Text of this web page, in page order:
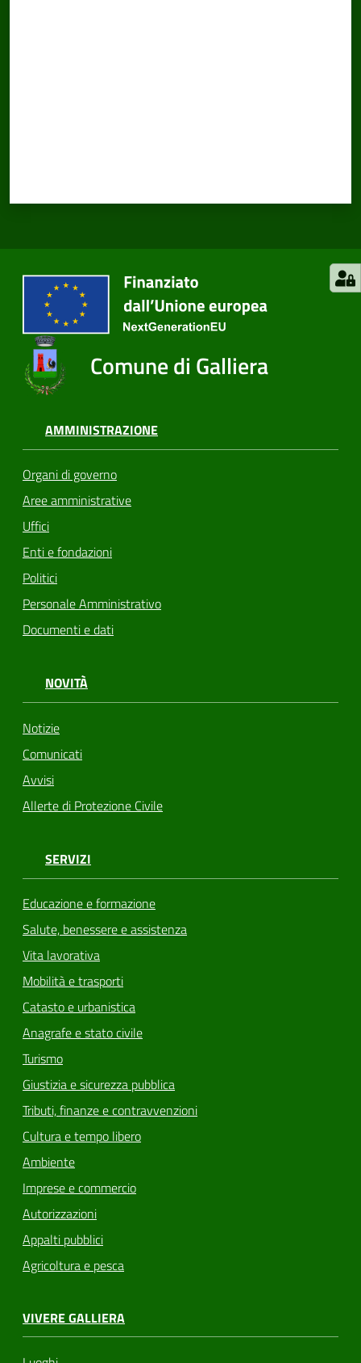
Comune di Galliera
AMMINISTRAZIONE
Organi di governo
Aree amministrative
Uffici
Enti e fondazioni
Politici
Personale Amministrativo
Documenti e dati
NOVITÀ
Notizie
Comunicati
Avvisi
Allerte di Protezione Civile
SERVIZI
Educazione e formazione
Salute, benessere e assistenza
Vita lavorativa
Mobilità e trasporti
Catasto e urbanistica
Anagrafe e stato civile
Turismo
Giustizia e sicurezza pubblica
Tributi, finanze e contravvenzioni
Cultura e tempo libero
Ambiente
Imprese e commercio
Autorizzazioni
Appalti pubblici
Agricoltura e pesca
VIVERE GALLIERA